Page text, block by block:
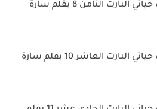
رواية مصيبة اقتحمت حياتي البارت الثامن 8 بقلم سارة
رواية مصيبة اقتحمت حياتي البارت العاشر 10 بقلم سارة